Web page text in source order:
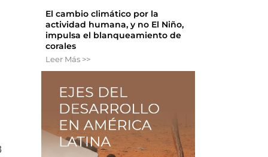
El cambio climático por la
actividad humana, y no El Niño,
impulsa el blanqueamiento de
corales
Leer Más >>